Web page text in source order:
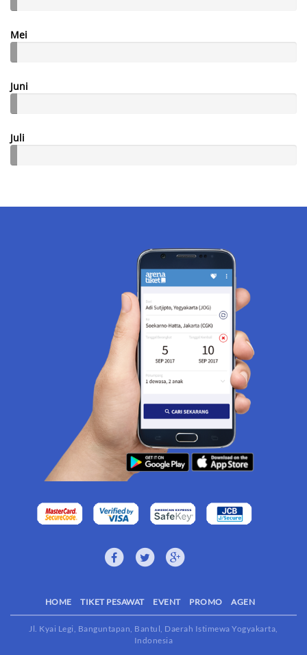
Mei
Juni
Juli
HOME TIKET PESAWAT EVENT PROMO AGEN
Jl. Kyai Legi, Banguntapan, Bantul, Daerah Istimewa Yogyakarta,
Indonesia